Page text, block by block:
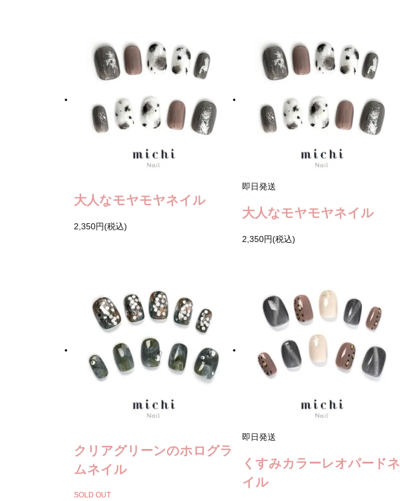
大人なモヤモヤネイル
2,350円(税込)
即日発送
大人なモヤモヤネイル
2,350円(税込)
クリアグリーンのホログラ
ムネイル
SOLD OUT
即日発送
くすみカラーレオパードネ
イル